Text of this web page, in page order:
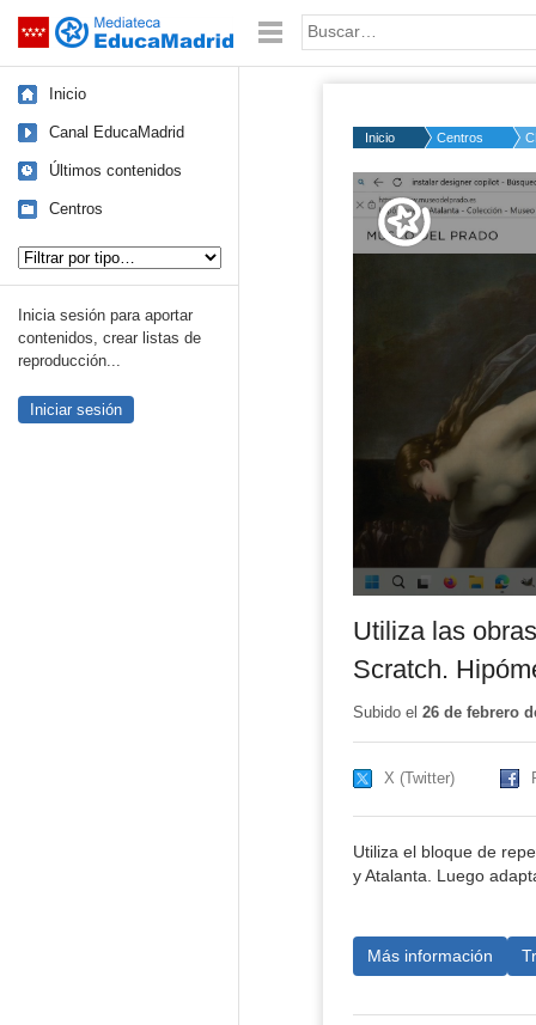
Saltar navegación Palabra o frase:
Inicio
Canal EducaMadrid
Últimos contenidos
Centros
Inicia sesión para aportar
contenidos, crear listas de
reproducción...
Iniciar sesión
Inicio Centros
Volume
50%
Utiliza las
Scratch.
Subido el 26 de febrero
X (Twitter)
Utiliza el bloque de
y Atalanta. Luego
Más información